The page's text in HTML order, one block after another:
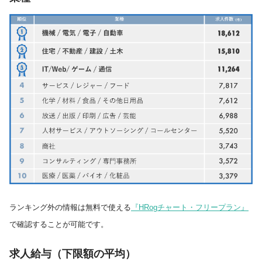
ランキング外の情報は無料で使える 『HRogチャート・フリープラン』
で確認することが可能です。
求人給与（下限額の平均）